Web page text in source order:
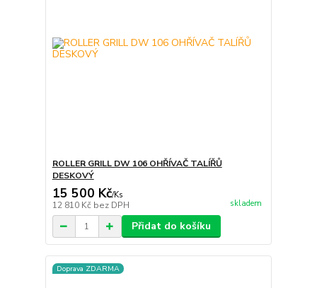
ROLLER GRILL DW 106 OHŘÍVAČ TALÍŘŮ
DESKOVÝ
15 500 Kč/Ks
12 810 Kč bez DPH skladem
Přidat do košíku
Doprava ZDARMA